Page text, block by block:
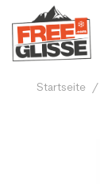
Startseite